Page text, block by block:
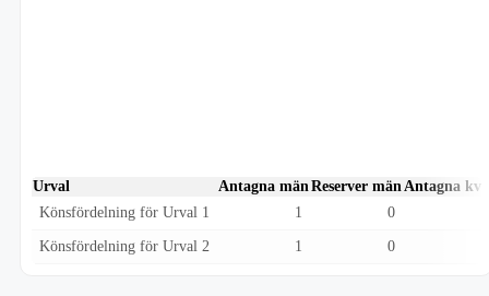
Urval Antagna män Reserver män Antagna
Könsfördelning för Urval 1
1 0
Könsfördelning för Urval 2 1 0